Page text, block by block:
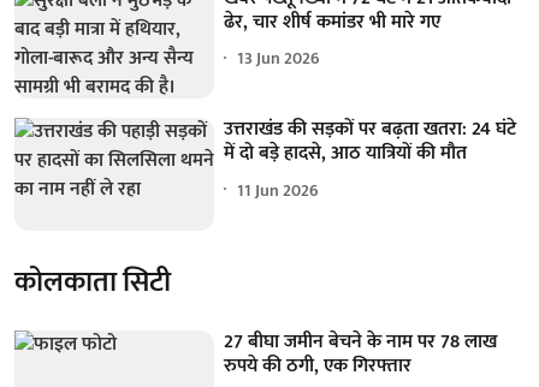
ढेर, चार शीर्ष कमांडर भी मारे गए
13 Jun 2026
उत्तराखंड की सड़कों पर बढ़ता खतरा: 24 घंटे
में दो बड़े हादसे, आठ यात्रियों की मौत
11 Jun 2026
कोलकाता सिटी
27 बीघा जमीन बेचने के नाम पर 78 लाख
रुपये की ठगी, एक गिरफ्तार